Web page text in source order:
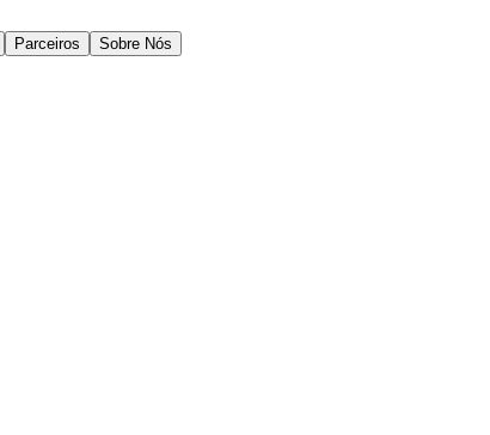
Parceiros Sobre Nós